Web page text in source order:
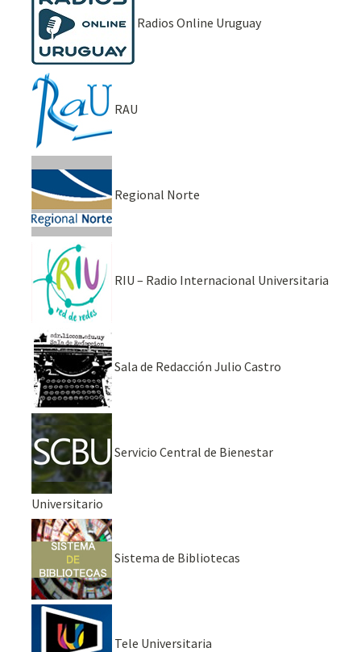
Radios Online Uruguay
RAU
Regional Norte
RIU – Radio Internacional Universitaria
Sala de Redacción Julio Castro
Servicio Central de Bienestar
Universitario
Sistema de Bibliotecas
Tele Universitaria